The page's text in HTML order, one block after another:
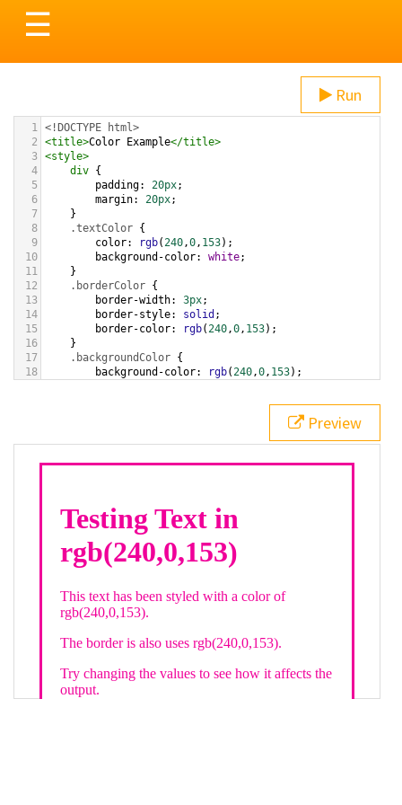
Toggle
navigation
☰
Run
1 <!DOCTYPE html>
2
<title>Color Example</title>
3 <style>
4
div {
5
padding: 20px;
6
margin: 20px;
7
}
8
.textColor {
9
color: rgb(240,0, 153);
10
background-color: white;
11
}
12
.borderColor {
13
border-width: 3px;
14
border-style: solid ;
15
border-color: rgb(240,0, 153);
16
}
17
.backgroundColor {
18
background-color: rgb(240,0, 153);
bottom ,
white, rgb(240,0,153));
div class="textColor borderColor"
< h1>Testing Text in rgb(240,0,153)
Preview